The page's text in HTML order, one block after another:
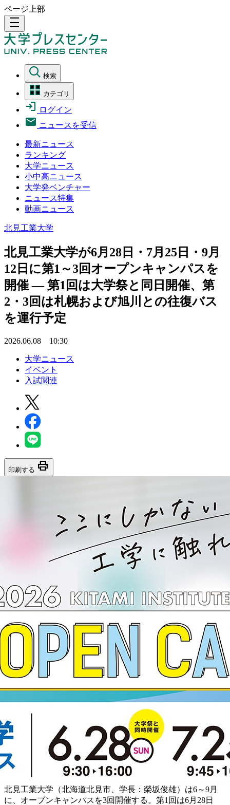
ページ上部
density_medium
検索
カテゴリ
ログイン
ニュースを受信
最新ニュース
ランキング
大学ニュース
小中高ニュース
大学発ベンチャー
ニュース特集
動画ニュース
北見工業大学
北見工業大学が6月28日・7月25日・9月
12日に第1～3回オープンキャンパスを
開催 ― 第1回は大学祭と同日開催、第
2・3回は札幌および旭川との往復バス
を運行予定
2026.06.08 10:30
大学ニュース
イベント
入試関連
印刷する print
北見工業大学（北海道北見市、学長：榮坂俊雄）は6～9月
に、オープンキャンパスを3回開催する。第1回は6月28日